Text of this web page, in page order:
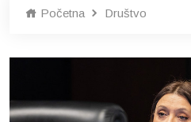
Početna Društvo